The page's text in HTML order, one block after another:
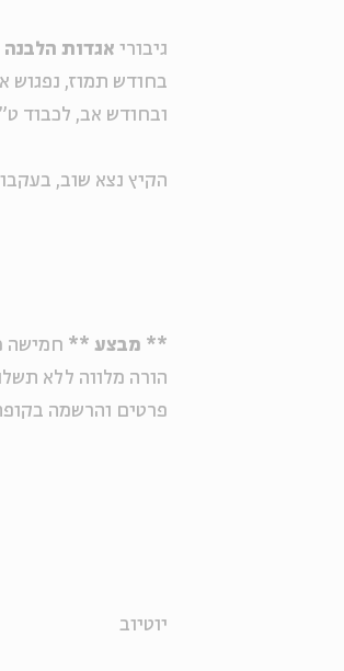
גיבורי אגדות הלבנה
בחודש תמוז, נפגוש
ובחודש אב, לכבוד
הקיץ נצא שוב,
** מבצע ** חמישה כרטיסים ב- 150 ₪
הורה מלווה ללא
פרטים והרשמה
יוטיוב